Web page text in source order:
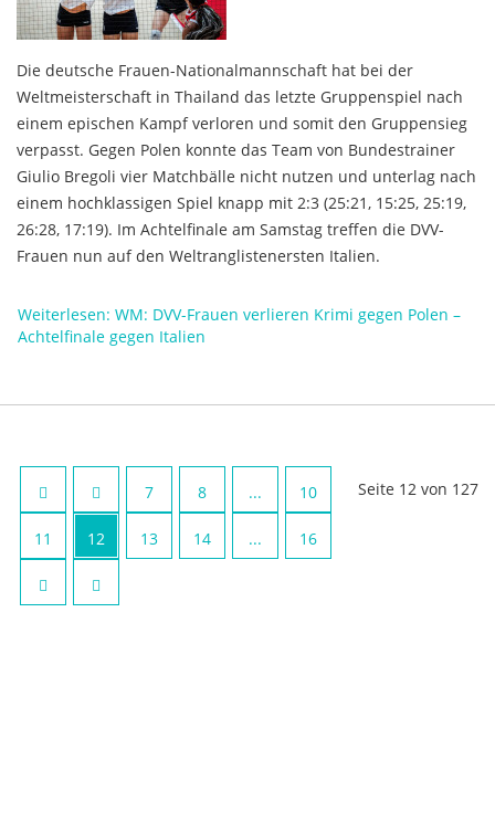
Die deutsche Frauen-Nationalmannschaft hat bei der
Weltmeisterschaft in Thailand das letzte Gruppenspiel nach
einem epischen Kampf verloren und somit den Gruppensieg
verpasst. Gegen Polen konnte das Team von Bundestrainer
Giulio Bregoli vier Matchbälle nicht nutzen und unterlag nach
einem hochklassigen Spiel knapp mit 2:3 (25:21, 15:25, 25:19,
26:28, 17:19). Im Achtelfinale am Samstag treffen die DVV-
Frauen nun auf den Weltranglistenersten Italien.
Weiterlesen: WM: DVV-Frauen verlieren Krimi gegen Polen –
Achtelfinale gegen Italien
Seite 12 von 127
7 8 ... 10
11 12 13 14 ... 16